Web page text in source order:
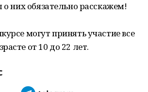
них обязательно расскажем!
могут принять участие все
от 10 до 22 лет.